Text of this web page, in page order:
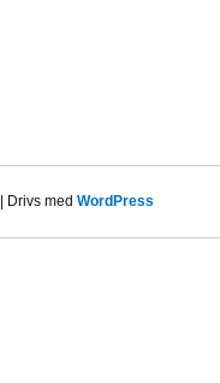
| Drivs med WordPress